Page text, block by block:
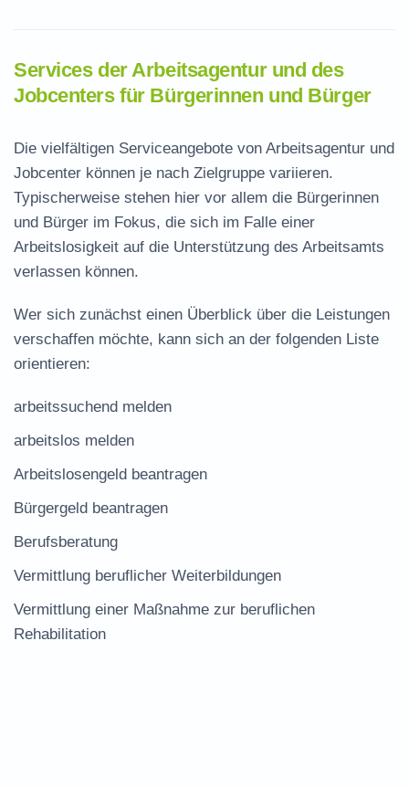
Services der Arbeitsagentur und des
Jobcenters für Bürgerinnen und Bürger
Die vielfältigen Serviceangebote von Arbeitsagentur und
Jobcenter können je nach Zielgruppe variieren.
Typischerweise stehen hier vor allem die Bürgerinnen
und Bürger im Fokus, die sich im Falle einer
Arbeitslosigkeit auf die Unterstützung des Arbeitsamts
verlassen können.
Wer sich zunächst einen Überblick über die Leistungen
verschaffen möchte, kann sich an der folgenden Liste
orientieren:
arbeitssuchend melden
arbeitslos melden
Arbeitslosengeld beantragen
Bürgergeld beantragen
Berufsberatung
Vermittlung beruflicher Weiterbildungen
Vermittlung einer Maßnahme zur beruflichen
Rehabilitation